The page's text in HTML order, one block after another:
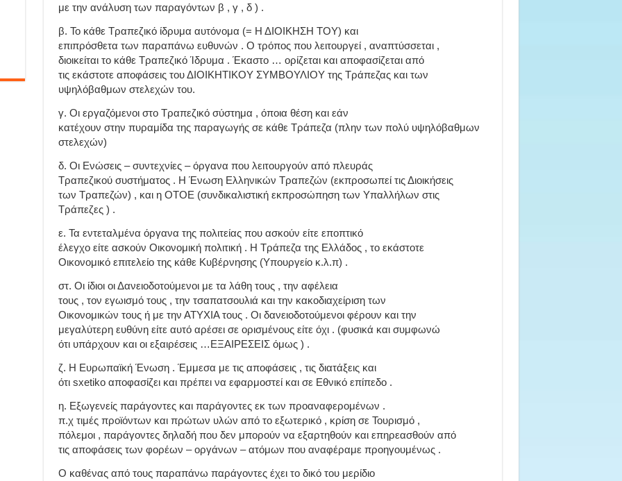
με την ανάλυση των παραγόντων β , γ , δ ) .
β. Το κάθε Τραπεζικό ίδρυμα αυτόνομα (= Η ΔΙΟΙΚΗΣΗ ΤΟΥ) και
επιπρόσθετα των παραπάνω ευθυνών . Ο τρόπος που λειτουργεί , αναπτύσσεται ,
διοικείται το κάθε Τραπεζικό Ίδρυμα . Έκαστο … ορίζεται και αποφασίζεται από
τις εκάστοτε αποφάσεις του ΔΙΟΙΚΗΤΙΚΟΥ ΣΥΜΒΟΥΛΙΟΥ της Τράπεζας και των
υψηλόβαθμων στελεχών του.
γ. Οι εργαζόμενοι στο Τραπεζικό σύστημα , όποια θέση και εάν
κατέχουν στην πυραμίδα της παραγωγής σε κάθε Τράπεζα (πλην των πολύ υψηλόβαθμων
στελεχών)
δ. Οι Ενώσεις – συντεχνίες – όργανα που λειτουργούν από πλευράς
Τραπεζικού συστήματος . Η Ένωση Ελληνικών Τραπεζών (εκπροσωπεί τις Διοικήσεις
των Τραπεζών) , και η ΟΤΟΕ (συνδικαλιστική εκπροσώπηση των Υπαλλήλων στις
Τράπεζες ) .
ε. Τα εντεταλμένα όργανα της πολιτείας που ασκούν είτε εποπτικό
έλεγχο είτε ασκούν Οικονομική πολιτική . Η Τράπεζα της Ελλάδος , το εκάστοτε
Οικονομικό επιτελείο της κάθε Κυβέρνησης (Υπουργείο κ.λ.π) .
στ. Οι ίδιοι οι Δανειοδοτούμενοι με τα λάθη τους , την αφέλεια
τους , τον εγωισμό τους , την τσαπατσουλιά και την κακοδιαχείριση των
Οικονομικών τους ή με την ΑΤΥΧΙΑ τους . Οι δανειοδοτούμενοι φέρουν και την
μεγαλύτερη ευθύνη είτε αυτό αρέσει σε ορισμένους είτε όχι . (φυσικά και συμφωνώ
ότι υπάρχουν και οι εξαιρέσεις …ΕΞΑΙΡΕΣΕΙΣ όμως ) .
ζ. Η Ευρωπαϊκή Ένωση . Έμμεσα με τις αποφάσεις , τις διατάξεις και
ότι sxetiko αποφασίζει και πρέπει να εφαρμοστεί και σε Εθνικό επίπεδο .
η. Εξωγενείς παράγοντες και παράγοντες εκ των προαναφερομένων .
π.χ τιμές προϊόντων και πρώτων υλών από το εξωτερικό , κρίση σε Τουρισμό ,
πόλεμοι , παράγοντες δηλαδή που δεν μπορούν να εξαρτηθούν και επηρεασθούν από
τις αποφάσεις των φορέων – οργάνων – ατόμων που αναφέραμε προηγουμένως .
Ο καθένας από τους παραπάνω παράγοντες έχει το δικό του μερίδιο